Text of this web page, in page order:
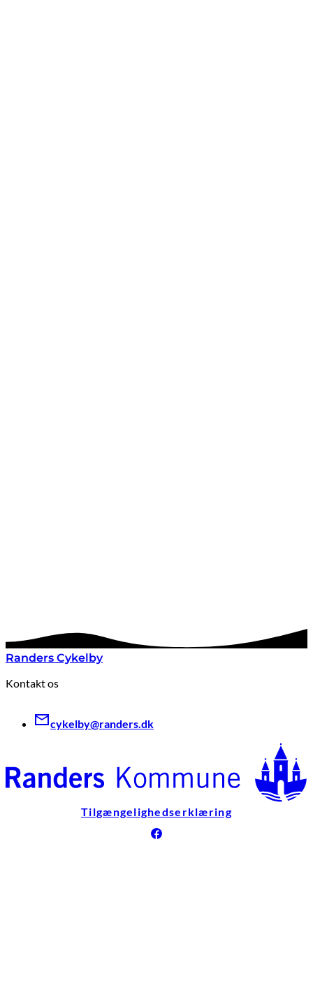
Randers Cykelby
Kontakt os
cykelby@randers.dk
Tilgængelighedserklæring